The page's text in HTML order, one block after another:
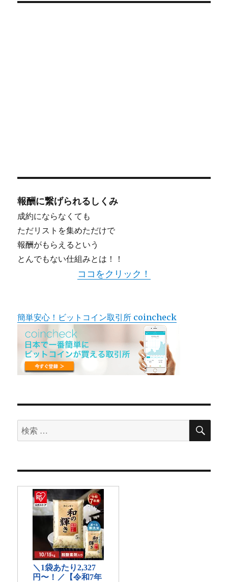
報酬に繋げられるしくみ
成約にならなくても
ただリストを集めただけで
報酬がもらえるという
とんでもない仕組みとは！！
ココをクリック！
簡単安心！ビットコイン取引所 coincheck
検
索
象:
検